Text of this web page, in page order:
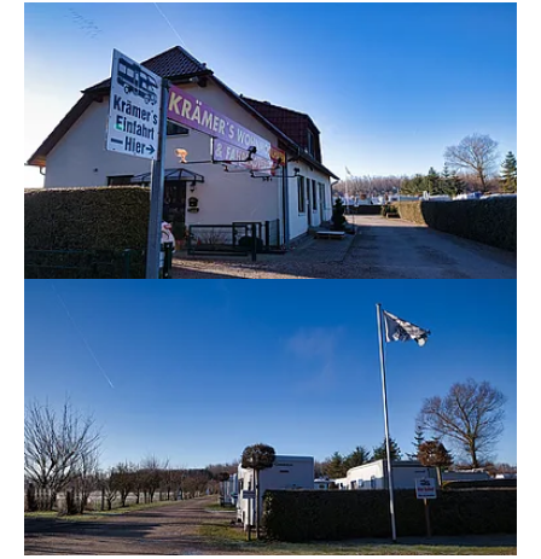
Show larger version for: